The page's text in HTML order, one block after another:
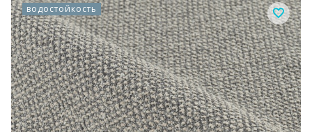
водостойкость